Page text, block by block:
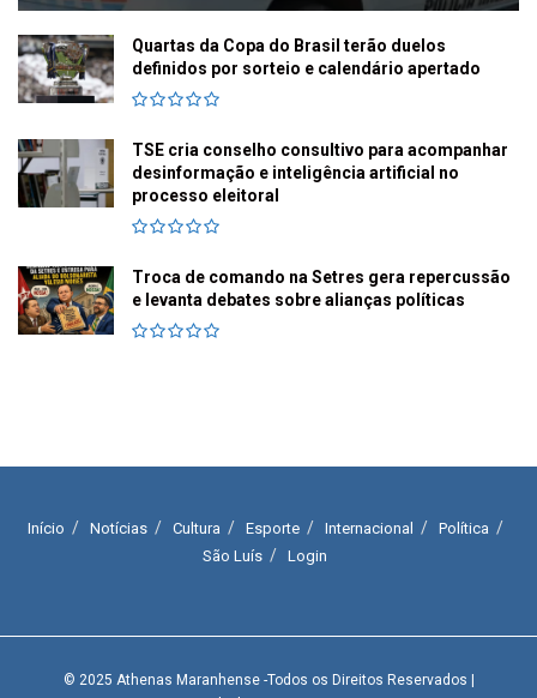
Quartas da Copa do Brasil terão duelos
definidos por sorteio e calendário apertado
TSE cria conselho consultivo para acompanhar
desinformação e inteligência artificial no
processo eleitoral
Troca de comando na Setres gera repercussão
e levanta debates sobre alianças políticas
Início Notícias Cultura Esporte Internacional
Política
São Luís
Login
© 2025 Athenas Maranhense-Todos os Direitos Reservados